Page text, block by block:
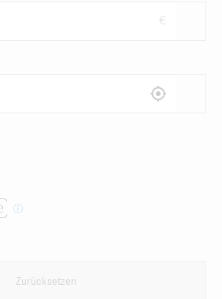
€
Zurücksetzen